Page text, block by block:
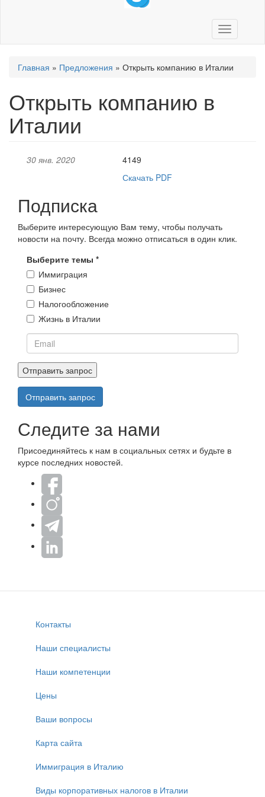
Toggle
navigation
Вы
здесь
Главная » Предложения » Открыть компанию в Италии
Открыть компанию в
Италии
30 янв. 2020
4149
Скачать PDF
Подписка
Выберите интересующую Вам тему, чтобы получать
новости на почту. Всегда можно отписаться в один клик.
Выберите темы *
Иммиграция
Бизнес
Налогообложение
Жизнь в Италии
*
Отправить запрос
Отправить запрос
Следите за нами
Присоединяйтесь к нам в социальных сетях и будьте в
курсе последних новостей.
Контакты
Наши специалисты
Наши компетенции
Цены
Ваши вопросы
Карта сайта
Иммиграция в Италию
Виды корпоративных налогов в Италии